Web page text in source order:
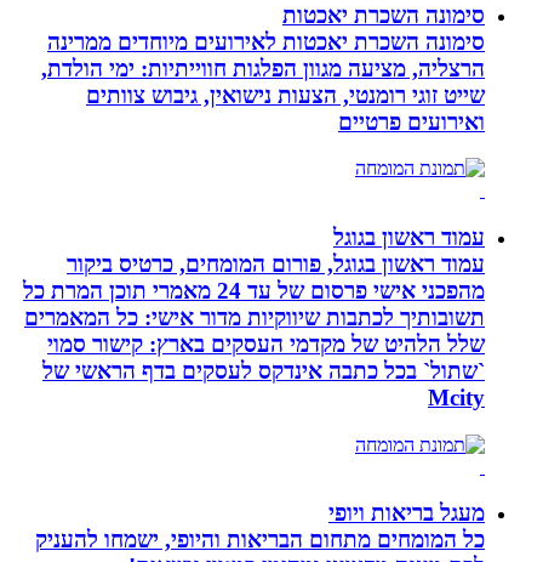
סימונה השכרת יאכטות
סימונה השכרת יאכטות לאירועים מיוחדים ממרינה
הרצליה, מציעה מגוון הפלגות חווייתיות: ימי הולדת,
שייט זוגי רומנטי, הצעות נישואין, גיבוש צוותים
ואירועים פרטיים
עמוד ראשון בגוגל
עמוד ראשון בגוגל, פורום המומחים, כרטיס ביקור
מהפכני אישי פרסום של עד 24 מאמרי תוכן המרת כל
תשובותיך לכתבות שיווקיות מדור אישי: כל המאמרים
שלל הלהיט של מקדמי העסקים בארץ: קישור סמוי
`שתול` בכל כתבה אינדקס לעסקים בדף הראשי של
Mcity
מעגל בריאות ויופי
כל המומחים מתחום הבריאות והיופי, ישמחו להעניק